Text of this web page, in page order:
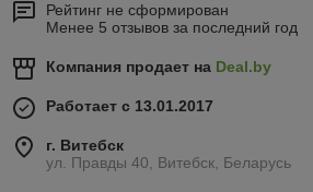
Рейтинг не сформирован
Менее 5 отзывов за последний год
Компания продает на Deal.by
Работает с 13.01.2017
г. Витебск
ул. Правды 40, Витебск, Беларусь